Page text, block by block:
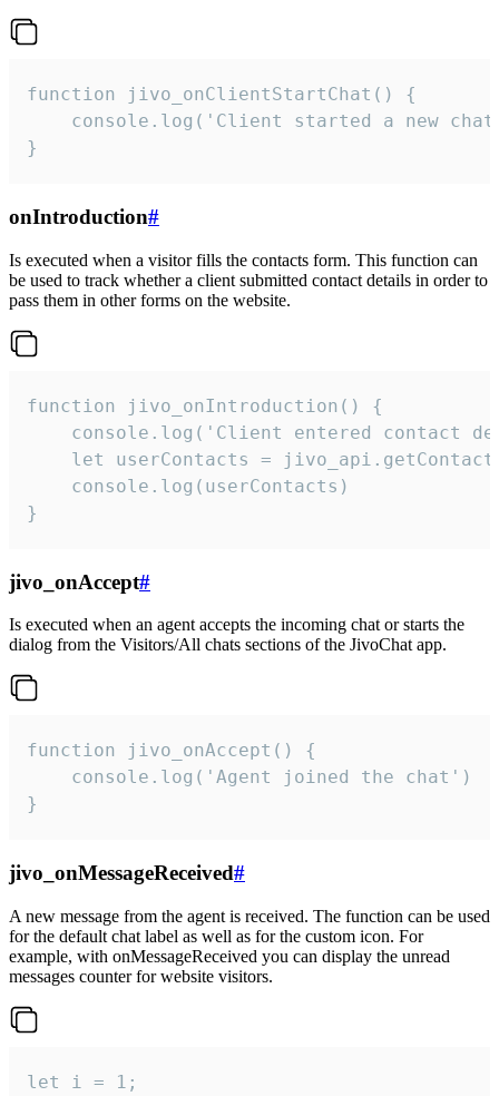
function jivo_onClientStartChat() {
console.log('Client started a new
}
onIntroduction#
Is executed when a visitor fills the contacts form. This function can
be used to track whether a client submitted contact details in order to
pass them in other forms on the website.
function jivo_onIntroduction() {
console.log('Client entered contact
let userContacts =
    console.log(userContacts)
}
jivo_onAccept#
Is executed when an agent accepts the incoming chat or starts the
dialog from the Visitors/All chats sections of the JivoChat app.
function jivo_onAccept() {
}
jivo_onMessageReceived#
A new message from the agent is received. The function can be used
for the default chat label as well as for the custom icon. For
example, with onMessageReceived you can display the unread
messages counter for website visitors.
let i = 1;